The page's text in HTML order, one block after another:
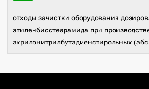
отходы зачистки оборудования
этиленбисстеарамида при
акрилонитрилбутадиенстирольных